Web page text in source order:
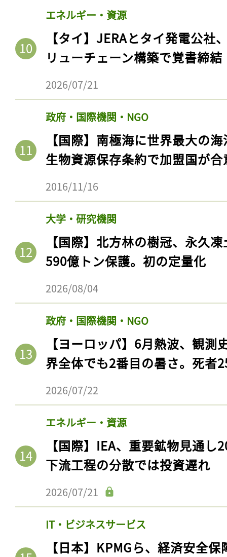
エネルギー・資源
【タイ】JERAとタイ発電公社
リューチェーン構築で覚書締結
2026/07/21
政府・国際機関・NGO
【国際】南極海に世界最大の
生物資源保存条約で加盟国が合
2016/11/16
大学・研究機関
【国際】北方林の樹冠、永久
590億トン保護。初の定量化
2026/08/04
政府・国際機関・NGO
【ヨーロッパ】6月熱波、観
界全体でも2番目の暑さ。死者
2026/07/22
エネルギー・資源
【国際】IEA、重要鉱物見通
下流工程の分散では投資遅れ
2026/07/21
IT・ビジネスサービス
【日本】KPMGら、経済安全
記事をお気に入りに
ログインが必
ログイン
会員登録